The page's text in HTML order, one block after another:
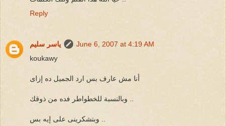
Reply
ياسر سليم
June 6, 2007 at 4:19 AM
koukawy
أنا مش عارف بس ارد الجميل ده إزاى
وبالنسبة للخطواطر فده من ذوقك ..
وبتشكرينى على إيه بس ..